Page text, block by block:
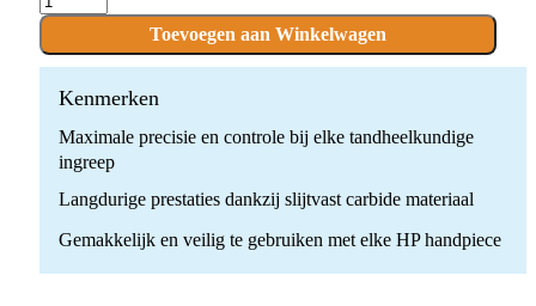
x
boren
quantity
Toevoegen aan Winkelwagen
Kenmerken
Maximale precisie en controle bij elke tandheelkundige
ingreep
Langdurige prestaties dankzij slijtvast carbide materiaal
Gemakkelijk en veilig te gebruiken met elke HP handpiece